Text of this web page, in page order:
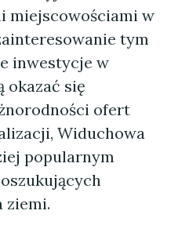
miejscowościami w
tym
inwestycje w
okazać się
ofert
Widuchowa
popularnym
ziemi.